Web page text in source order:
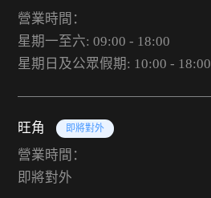
營業時間：
星期一至六: 09:00 - 18:00
星期日及公眾假期: 10:00 - 18:00
旺角 即將對外
營業時間：
即將對外